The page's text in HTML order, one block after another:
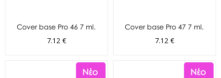
Cover base Pro 46 7 ml.
7.12 €
Cover base Pro 47 7 ml.
7.12 €
Νέο Νέο